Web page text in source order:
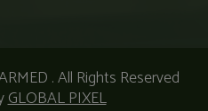
. All Rights Reserved
GLOBAL PIXEL